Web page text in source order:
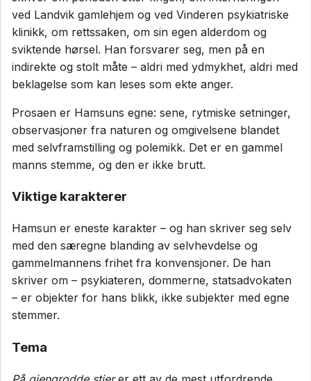
ved Landvik gamlehjem og ved Vinderen psykiatriske
klinikk, om rettssaken, om sin egen alderdom og
sviktende hørsel. Han forsvarer seg, men på en
indirekte og stolt måte – aldri med ydmykhet, aldri med
beklagelse som kan leses som ekte anger.
Prosaen er Hamsuns egne: sene, rytmiske setninger,
observasjoner fra naturen og omgivelsene blandet
med selvframstilling og polemikk. Det er en gammel
manns stemme, og den er ikke brutt.
Viktige karakterer
Hamsun er eneste karakter – og han skriver seg selv
med den særegne blanding av selvhevdelse og
gammelmannens frihet fra konvensjoner. De han
skriver om – psykiateren, dommerne, statsadvokaten
– er objekter for hans blikk, ikke subjekter med egne
stemmer.
Tema